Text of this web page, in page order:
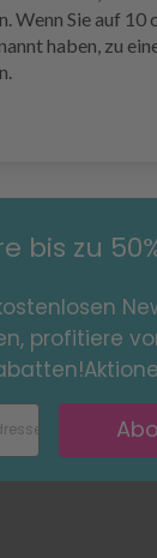
Wenn Sie auf 10
haben, zu
bis zu
profitiere